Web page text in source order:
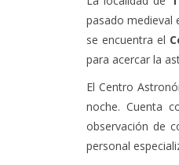
pasado medieval
se encuentra el
para acercar la
El Centro
noche. Cuenta
observación de
personal